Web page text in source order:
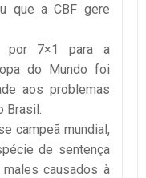
que a CBF gere
por 7×1 para a
do Mundo foi
aos problemas
Brasil.
campeã mundial,
de sentença
causados à